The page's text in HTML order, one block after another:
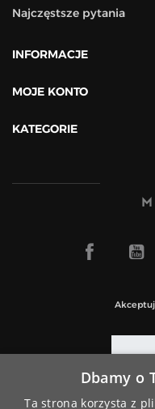
Najczęstsze pytania
INFORMACJE
MOJE KONTO
KATEGORIE
Dbamy o
Ta strona korzysta z